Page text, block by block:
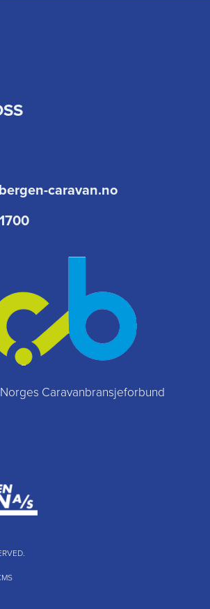
caravan.no
Caravanbransjeforbund